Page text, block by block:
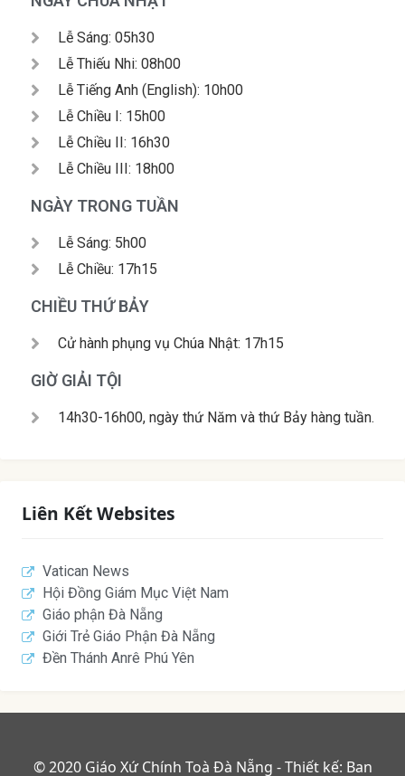
Lễ Sáng: 05h30
Lễ Thiếu Nhi: 08h00
Lễ Tiếng Anh (English): 10h00
Lễ Chiều I: 15h00
Lễ Chiều II: 16h30
Lễ Chiều III: 18h00
NGÀY TRONG TUẦN
Lễ Sáng: 5h00
Lễ Chiều: 17h15
CHIỀU THỨ BẢY
Cử hành phụng vụ Chúa Nhật: 17h15
GIỜ GIẢI TỘI
14h30-16h00, ngày thứ Năm và thứ Bảy hàng tuần.
Liên Kết Websites
Vatican News
Hội Đồng Giám Mục Việt Nam
Giáo phận Đà Nẵng
Giới Trẻ Giáo Phận Đà Nẵng
Đền Thánh Anrê Phú Yên
© 2020 Giáo Xứ Chính Toà Đà Nẵng - Thiết kế: Ban